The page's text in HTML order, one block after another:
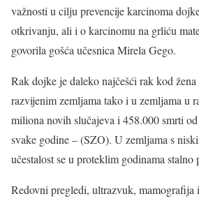
važnosti u cilju prevencije karcinoma
otkrivanju, ali i o karcinomu na grliću
govorila gošća učesnica Mirela Gego.
Rak dojke je daleko najčešći rak kod
razvijenim zemljama tako i u zemljama u
miliona novih slučajeva i 458.000 smrti
svake godine – (SZO). U zemljama s
učestalost se u proteklim godinama
Redovni pregledi, ultrazvuk, mamografija